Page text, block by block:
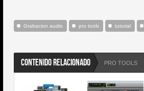
Grabacion audio pro tools tutorial
CONTENIDO RELACIONADO PRO TOOLS